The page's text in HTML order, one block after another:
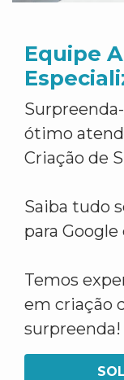
Equipe
ótimo
Criação de
Saiba tudo
para
Temos
em criação
surpreenda!